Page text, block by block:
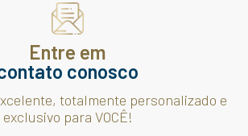
Entre em
conosco
totalmente personalizado e
exclusivo para VOCÊ!